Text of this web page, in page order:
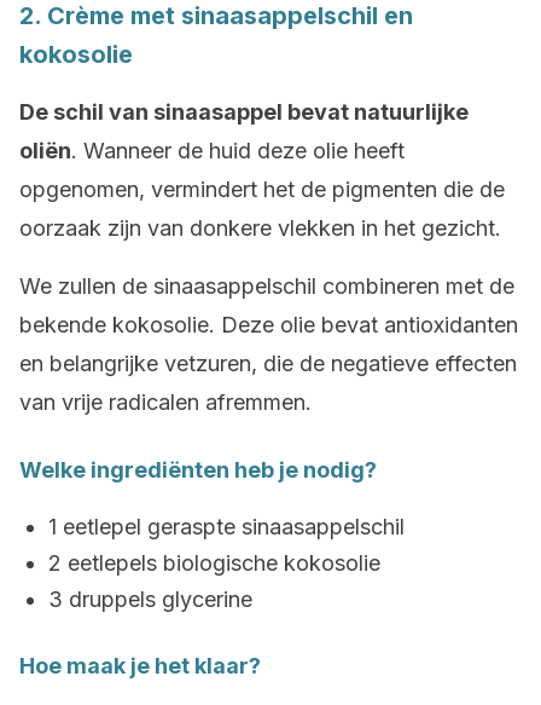
2. Crème met sinaasappelschil en
kokosolie
De schil van sinaasappel bevat natuurlijke
oliën. Wanneer de huid deze olie heeft
opgenomen, vermindert het de pigmenten die de
oorzaak zijn van donkere vlekken in het gezicht.
We zullen de sinaasappelschil combineren met de
bekende kokosolie. Deze olie bevat antioxidanten
en belangrijke vetzuren, die de negatieve effecten
van vrije radicalen afremmen.
Welke ingrediënten heb je nodig?
1 eetlepel geraspte sinaasappelschil
2 eetlepels biologische kokosolie
3 druppels glycerine
Hoe maak je het klaar?